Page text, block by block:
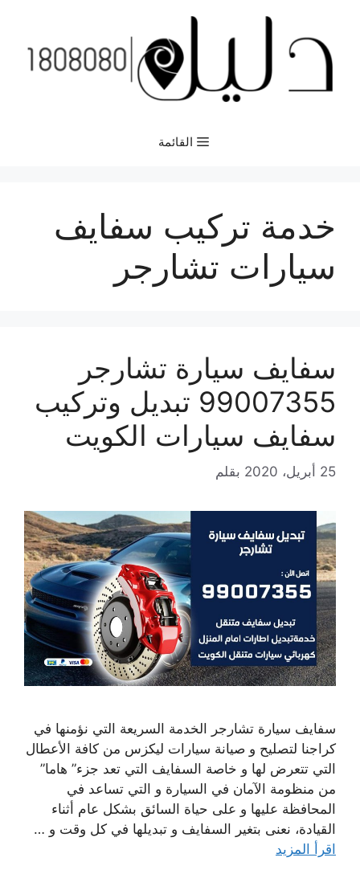
المحتوى
القائمة
خدمة تركيب سفايف
سيارات تشارجر
سفايف سيارة تشارجر
99007355 تبديل وتركيب
سفايف سيارات الكويت
25 أبريل، 2020 بقلم
سفايف سيارة تشارجر الخدمة السريعة التي نؤمنها في
كراجنا لتصليح و صيانة سيارات ليكزس من كافة الأعطال
التي تتعرض لها و خاصة السفايف التي تعد جزء” هاما”
من منظومة الآمان في السيارة و التي تساعد في
المحافظة عليها و على حياة السائق بشكل عام أثناء
القيادة، نعنى بتغير السفايف و تبديلها في كل وقت و …
اقرأ المزيد